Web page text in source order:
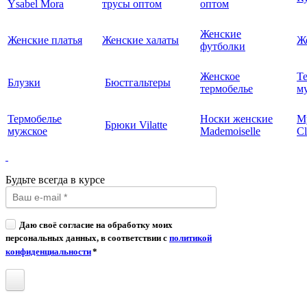
Ysabel Mora
трусы оптом
оптом
Женские платья Женские халаты
Женские
футболки
Блузки Бюстгальтеры
Женское
термобелье
Термобелье
мужское
Брюки Vilatte
Носки женские
Mademoiselle
Будьте всегда в курсе
Даю своё согласие на обработку моих
персональных данных, в соответствии с политикой
конфиденциальности*